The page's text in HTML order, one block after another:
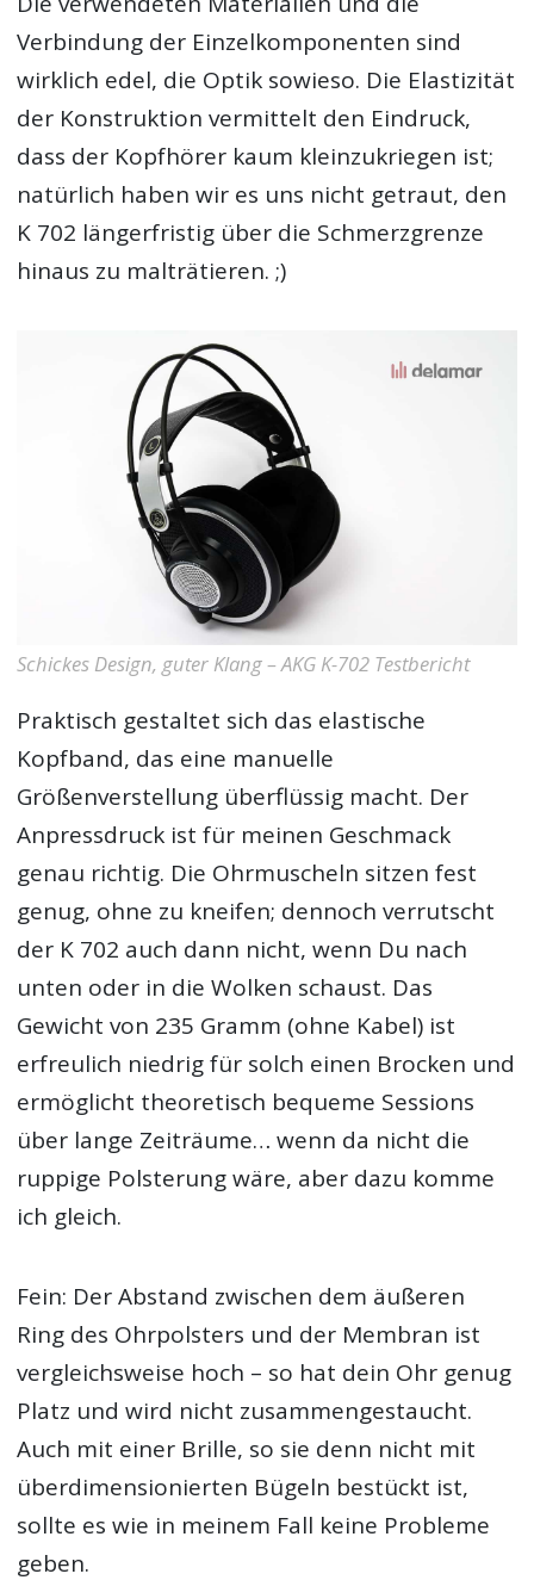
Verbindung der Einzelkomponenten sind
wirklich edel, die Optik sowieso. Die Elastizität
der Konstruktion vermittelt den Eindruck,
dass der Kopfhörer kaum kleinzukriegen ist;
natürlich haben wir es uns nicht getraut, den
K 702 längerfristig über die Schmerzgrenze
hinaus zu malträtieren. ;)
Schickes Design, guter Klang – AKG K-702 Testbericht
Praktisch gestaltet sich das elastische
Kopfband, das eine manuelle
Größenverstellung überflüssig macht. Der
Anpressdruck ist für meinen Geschmack
genau richtig. Die Ohrmuscheln sitzen fest
genug, ohne zu kneifen; dennoch verrutscht
der K 702 auch dann nicht, wenn Du nach
unten oder in die Wolken schaust. Das
Gewicht von 235 Gramm (ohne Kabel) ist
erfreulich niedrig für solch einen Brocken und
ermöglicht theoretisch bequeme Sessions
über lange Zeiträume… wenn da nicht die
ruppige Polsterung wäre, aber dazu komme
ich gleich.
Fein: Der Abstand zwischen dem äußeren
Ring des Ohrpolsters und der Membran ist
vergleichsweise hoch – so hat dein Ohr genug
Platz und wird nicht zusammengestaucht.
Auch mit einer Brille, so sie denn nicht mit
überdimensionierten Bügeln bestückt ist,
sollte es wie in meinem Fall keine Probleme
geben.